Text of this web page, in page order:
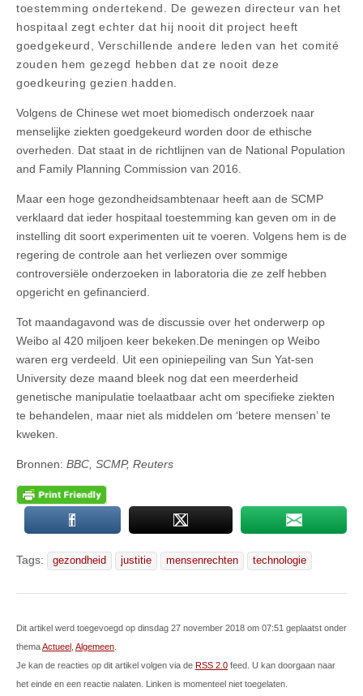
toestemming ondertekend. De gewezen directeur van het
hospitaal zegt echter dat hij nooit dit project heeft
goedgekeurd, Verschillende andere leden van het comité
zouden hem gezegd hebben dat ze nooit deze
goedkeuring gezien hadden.
Volgens de Chinese wet moet biomedisch onderzoek naar
menselijke ziekten goedgekeurd worden door de ethische
overheden. Dat staat in de richtlijnen van de National Population
and Family Planning Commission van 2016.
Maar een hoge gezondheidsambtenaar heeft aan de SCMP
verklaard dat ieder hospitaal toestemming kan geven om in de
instelling dit soort experimenten uit te voeren. Volgens hem is de
regering de controle aan het verliezen over sommige
controversiële onderzoeken in laboratoria die ze zelf hebben
opgericht en gefinancierd.
Tot maandagavond was de discussie over het onderwerp op
Weibo al 420 miljoen keer bekeken.De meningen op Weibo
waren erg verdeeld. Uit een opiniepeiling van Sun Yat-sen
University deze maand bleek nog dat een meerderheid
genetische manipulatie toelaatbaar acht om specifieke ziekten
te behandelen, maar niet als middelen om ‘betere mensen’ te
kweken.
Bronnen: BBC, SCMP, Reuters
Tags: gezondheid justitie mensenrechten technologie
Dit artikel werd toegevoegd op dinsdag 27 november 2018 om 07:51 geplaatst onder
themaActueel Algemeen
Je kan de reacties op dit artikel volgen via de RSS 2.0 feed. U kan doorgaan naar
het einde en een reactie nalaten. Linken is momenteel niet toegelaten.